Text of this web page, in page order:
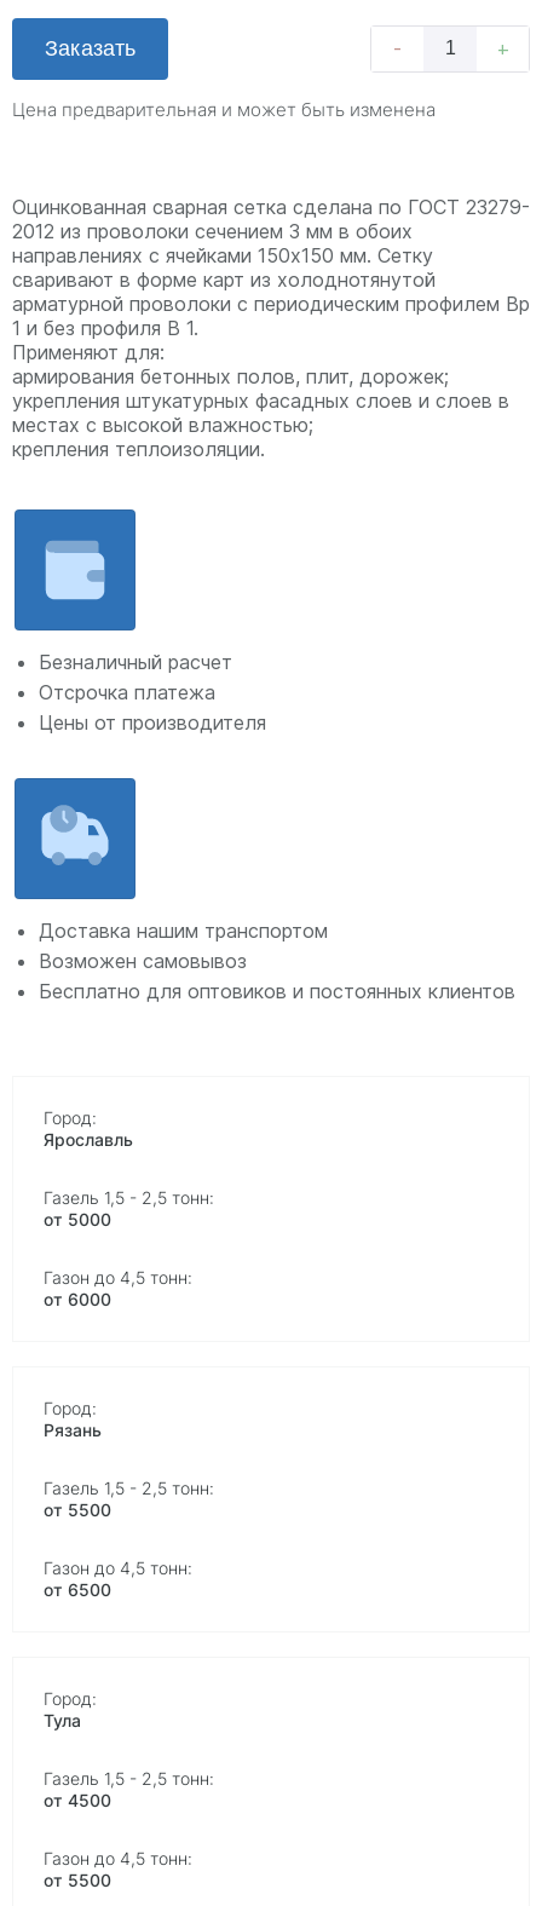
Заказать
Цена предварительная и может быть изменена
- +
Оцинкованная сварная сетка сделана по ГОСТ 23279-
2012 из проволоки сечением 3 мм в обоих
направлениях с ячейками 150х150 мм. Сетку
сваривают в форме карт из холоднотянутой
арматурной проволоки с периодическим профилем Вр
1 и без профиля В 1.
Применяют для:
армирования бетонных полов, плит, дорожек;
укрепления штукатурных фасадных слоев и слоев в
местах с высокой влажностью;
крепления теплоизоляции.
Безналичный расчет
Отсрочка платежа
Цены от производителя
Доставка нашим транспортом
Возможен самовывоз
Бесплатно для оптовиков и постоянных клиентов
Ярославль
от 5000
от 6000
Рязань
от 5500
от 6500
Тула
от 4500
от 5500